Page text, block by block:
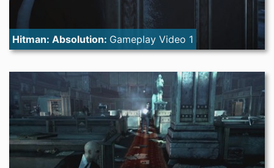
Hitman: Absolution: Gameplay Video 1